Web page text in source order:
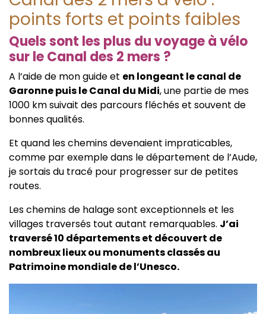
points forts et points faibles
Quels sont les plus du voyage à vélo
sur le Canal des 2 mers ?
A l’aide de mon guide et en longeant le canal de
Garonne puis le Canal du Midi, une partie de mes
1000 km suivait des parcours fléchés et souvent de
bonnes qualités.
Et quand les chemins devenaient impraticables,
comme par exemple dans le département de l’Aude,
je sortais du tracé pour progresser sur de petites
routes.
Les chemins de halage sont exceptionnels et les
villages traversés tout autant remarquables. J’ai
traversé 10 départements et découvert de
nombreux lieux ou monuments classés au
Patrimoine mondiale de l’Unesco.